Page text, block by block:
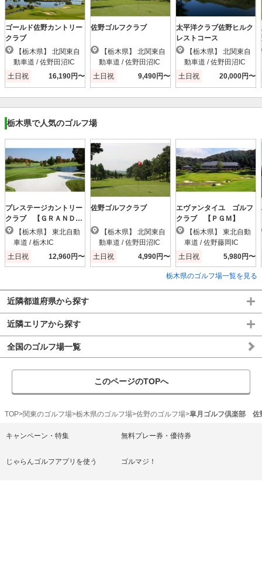
ゴールド佐野カントリー
クラブ
動車道 / 佐野田沼IC
土日祝
16,190円〜
佐野ゴルフクラブ
動車道 / 佐野田沼IC
土日祝
9,490円〜
太平洋クラブ佐野ヒルク
レストコース
動車道 / 佐野田沼IC
土日祝
20,000円〜
栃木県で人気のゴルフ場
プレステージカントリー
クラブ 【ＧＲＡＮＤ
ＰＧＭ】
車道 / 栃木IC
土日祝
12,960円〜
佐野ゴルフクラブ
動車道 / 佐野田沼IC
土日祝
4,990円〜
エヴァンタイユ ゴルフ
クラブ 【ＰＧＭ】
車道 / 佐野藤岡IC
土日祝
5,980円〜
栃木県のゴルフ場一覧を見る
近隣都道府県から探す
近隣エリアから探す
全国のゴルフ場一覧
このページのTOPへ
TOP 関東のゴルフ場 栃木県のゴルフ場 佐野のゴルフ場 皐月ゴルフ倶楽部
キャンペーン・特集 無料プレー券・優待券
じゃらんゴルフアプリを使う ゴルマジ！